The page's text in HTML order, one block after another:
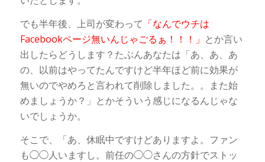
でも半年後、上司が変わって 「なんでウチは
Facebookページ無いんじゃごるぁ！！！」 とか言い
出したらどうします？たぶんあなたは「あ、あ、あ
の、以前はやってたんですけど半年ほど前に効果が
無いのでやめろと言われて削除しました。。また始
めましょうか？」とかそういう感じになるんじゃな
いでしょうか。
そこで、「あ、休眠中ですけどありますよ。ファン
も◯◯人いますし。前任の◯◯さんの方針でストッ